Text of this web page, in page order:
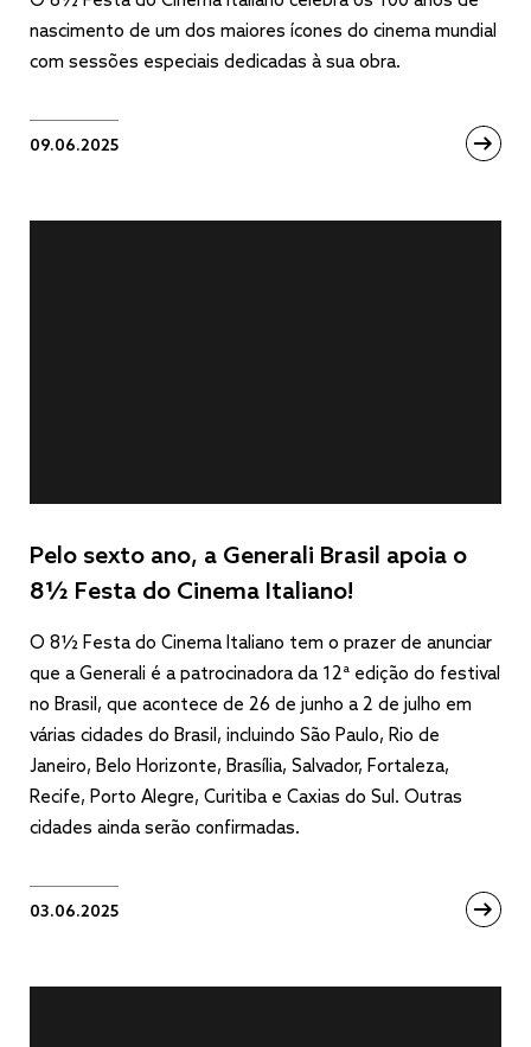
nascimento de um dos maiores ícones do cinema mundial
com sessões especiais dedicadas à sua obra.
09.06.2025
Pelo sexto ano, a Generali Brasil apoia o
8½ Festa do Cinema Italiano!
O 8½ Festa do Cinema Italiano tem o prazer de anunciar
que a Generali é a patrocinadora da 12ª edição do festival
no Brasil, que acontece de 26 de junho a 2 de julho em
várias cidades do Brasil, incluindo São Paulo, Rio de
Janeiro, Belo Horizonte, Brasília, Salvador, Fortaleza,
Recife, Porto Alegre, Curitiba e Caxias do Sul. Outras
cidades ainda serão confirmadas.
03.06.2025